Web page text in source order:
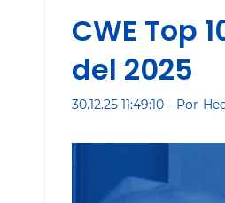
CWE Top
del 2025
30.12.25 11:49:10 - Por